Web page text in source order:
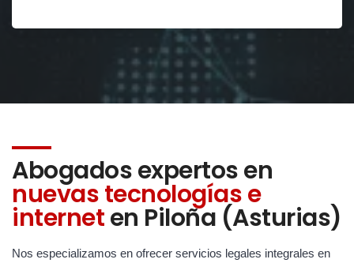
Abogados expertos en
nuevas tecnologías e
interneten Piloña (Asturias)
Nos especializamos en ofrecer servicios legales integrales en